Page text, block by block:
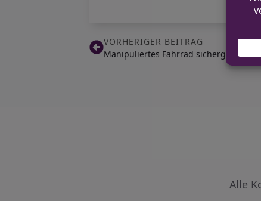
VORHERIGER BEITRAG
Manipuliertes Fahrrad sichergestellt:
Alle